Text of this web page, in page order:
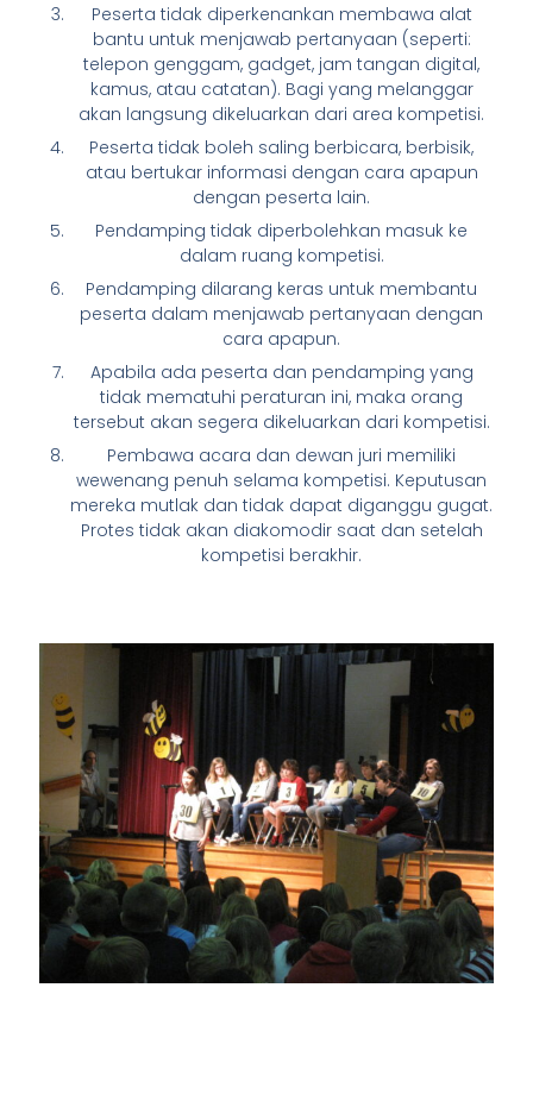
Peserta tidak diperkenankan membawa alat
bantu untuk menjawab pertanyaan (seperti:
telepon genggam, gadget, jam tangan digital,
kamus, atau catatan). Bagi yang melanggar
akan langsung dikeluarkan dari area kompetisi.
Peserta tidak boleh saling berbicara, berbisik,
atau bertukar informasi dengan cara apapun
dengan peserta lain.
Pendamping tidak diperbolehkan masuk ke
dalam ruang kompetisi.
Pendamping dilarang keras untuk membantu
peserta dalam menjawab pertanyaan dengan
cara apapun.
Apabila ada peserta dan pendamping yang
tidak mematuhi peraturan ini, maka orang
tersebut akan segera dikeluarkan dari kompetisi.
Pembawa acara dan dewan juri memiliki
wewenang penuh selama kompetisi. Keputusan
mereka mutlak dan tidak dapat diganggu gugat.
Protes tidak akan diakomodir saat dan setelah
kompetisi berakhir.